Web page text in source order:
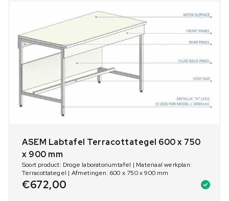
ASEM Labtafel Terracottategel 600 x 750
x 900 mm
Soort product: Droge laboratoriumtafel | Materiaal werkplan:
Terracottategel | Afmetingen: 600 x 750 x 900 mm
€672,00